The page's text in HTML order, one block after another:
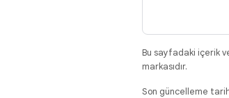
Bu sayfadaki içerik
markasıdır.
Son güncelleme